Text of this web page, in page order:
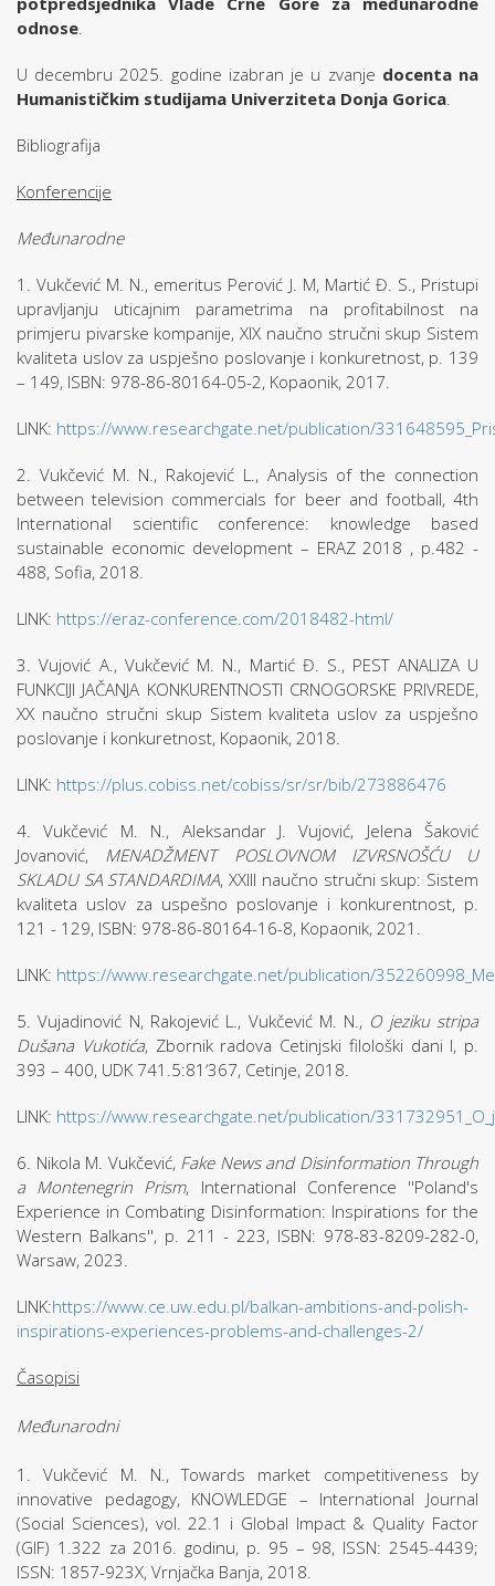
odnose.
U decembru 2025. godine izabran je u zvanje docenta na
Humanističkim studijama Univerziteta Donja Gorica.
Bibliografija
Konferencije
Međunarodne
1. Vukčević M. N., emeritus Perović J. M, Martić Đ. S., Pristupi
upravljanju uticajnim parametrima na profitabilnost na
primjeru pivarske kompanije, XIX naučno stručni skup Sistem
kvaliteta uslov za uspješno poslovanje i konkuretnost, p. 139
– 149, ISBN: 978-86-80164-05-2, Kopaonik, 2017.
LINK: https://www.researchgate.net/publication/
2. Vukčević M. N., Rakojević L., Analysis of the connection
between television commercials for beer and football, 4th
International scientific conference: knowledge based
sustainable economic development – ERAZ 2018 , p.482 -
488, Sofia, 2018.
LINK: https://eraz-conference.com/2018482-html/
3. Vujović A., Vukčević M. N., Martić Đ. S., PEST ANALIZA U
FUNKCIJI JAČANJA KONKURENTNOSTI CRNOGORSKE PRIVREDE,
XX naučno stručni skup Sistem kvaliteta uslov za uspješno
poslovanje i konkuretnost, Kopaonik, 2018.
LINK: https://plus.cobiss.net/cobiss/sr/sr/bib/273886476
4. Vukčević M. N., Aleksandar J. Vujović, Jelena Šaković
Jovanović, MENADŽMENT POSLOVNOM IZVRSNOŠĆU U
SKLADU SA STANDARDIMA, XXIII naučno stručni skup: Sistem
kvaliteta uslov za uspešno poslovanje i konkurentnost, p.
121 - 129, ISBN: 978-86-80164-16-8, Kopaonik, 2021.
LINK: https://www.researchgate.net/publication/
5. Vujadinović N, Rakojević L., Vukčević M. N., O jeziku stripa
Dušana Vukotića, Zbornik radova Cetinjski filološki dani I, p.
393 – 400, UDK 741.5:81ʼ367, Cetinje, 2018.
LINK: https://www.researchgate.net/publication/
6. Nikola M. Vukčević, Fake News and Disinformation Through
a Montenegrin Prism, International Conference ''Poland's
Experience in Combating Disinformation: Inspirations for the
Western Balkans'', p. 211 - 223, ISBN: 978-83-8209-282-0,
Warsaw, 2023.
LINK:https://www.ce.uw.edu.pl/balkan-ambitions-and-polish-
inspirations-experiences-problems-and-challenges-2/
Časopisi
Međunarodni
1. Vukčević M. N., Towards market competitiveness by
innovative pedagogy, KNOWLEDGE – International Journal
(Social Sciences), vol. 22.1 i Global Impact & Quality Factor
(GIF) 1.322 za 2016. godinu, p. 95 – 98, ISSN: 2545-4439;
ISSN: 1857-923X, Vrnjačka Banja, 2018.